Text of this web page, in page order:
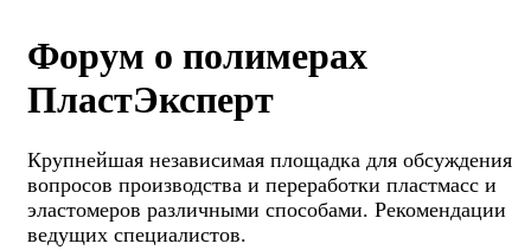
Форум о полимерах
ПластЭксперт
Крупнейшая независимая площадка для обсуждения
вопросов производства и переработки пластмасс и
эластомеров различными способами. Рекомендации
ведущих специалистов.